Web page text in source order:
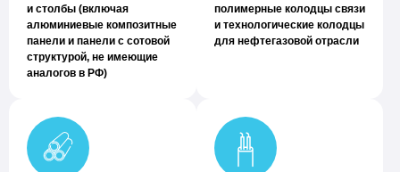
и столбы (включая
алюминиевые композитные
панели и панели с сотовой
структурой, не имеющие
аналогов в РФ)
полимерные колодцы связи
и технологические колодцы
для нефтегазовой отрасли